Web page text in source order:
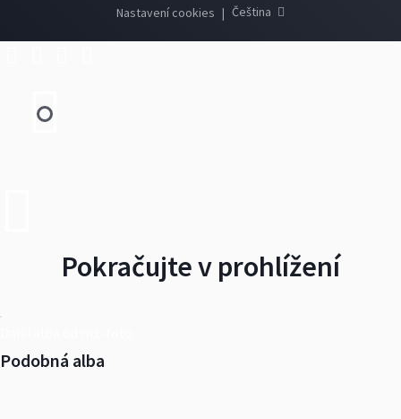
Nastavení cookies | Čeština
Pokračujte v prohlížení
Podobná alba